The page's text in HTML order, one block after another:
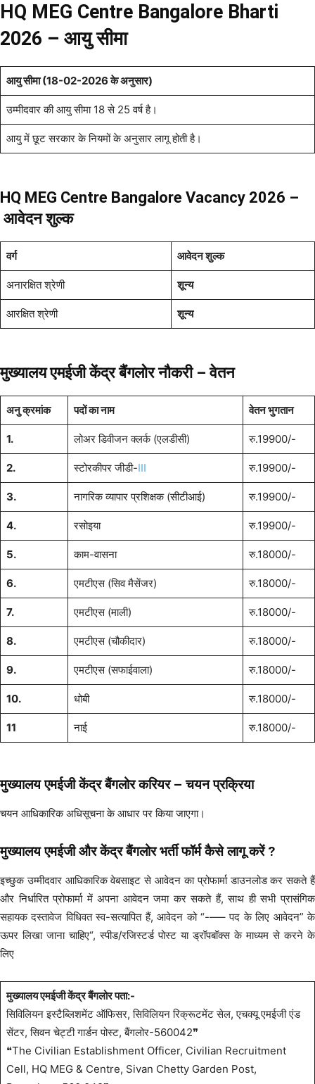
HQ MEG Centre Bangalore Bharti
2026 – आयु सीमा
आयु सीमा (18-02-2026 के अनुसार)
उम्मीदवार की आयु सीमा 18 से 25 वर्ष है।
आयु में छूट सरकार के नियमों के अनुसार लागू होती है।
HQ MEG Centre Bangalore Vacancy 2026 –
आवेदन शुल्क
वर्ग आवेदन शुल्क
अनारक्षित श्रेणी शून्य
आरक्षित श्रेणी शून्य
मुख्यालय एमईजी केंद्र बैंगलोर नौकरी – वेतन
अनु क्रमांक पदों का नाम वेतन भुगतान
1. लोअर डिवीजन क्लर्क (एलडीसी) रु.19900/-
2. स्टोरकीपर जीडी-III रु.19900/-
3. नागरिक व्यापार प्रशिक्षक (सीटीआई) रु.19900/-
4. रसोइया रु.19900/-
5. काम-वासना रु.18000/-
6. एमटीएस (सिव मैसेंजर) रु.18000/-
7. एमटीएस (माली) रु.18000/-
8. एमटीएस (चौकीदार) रु.18000/-
9. एमटीएस (सफाईवाला) रु.18000/-
10. धोबी रु.18000/-
11 नाई रु.18000/-
मुख्यालय एमईजी केंद्र बैंगलोर करियर –चयन प्रक्रिया
चयन आधिकारिक अधिसूचना के आधार पर किया जाएगा।
मुख्यालय एमईजी और केंद्र बैंगलोर भर्ती फॉर्म कैसे लागू करें ?
इच्छुक उम्मीदवार आधिकारिक वेबसाइट से आवेदन का प्रोफार्मा डाउनलोड कर सकते हैं
और निर्धारित प्रोफार्मा में अपना आवेदन जमा कर सकते हैं, साथ ही सभी प्रासंगिक
सहायक दस्तावेज विधिवत स्व-सत्यापित हैं, आवेदन को “-—– पद के लिए आवेदन” के
ऊपर लिखा जाना चाहिए“, स्पीड/रजिस्टर्ड पोस्ट या ड्रॉपबॉक्स के माध्यम से करने के
लिए
मुख्यालय एमईजी केंद्र बैंगलोर पता:-
सिविलियन इस्टैब्लिशमेंट ऑफिसर, सिविलियन रिक्रूटमेंट सेल, एचक्यू एमईजी एंड
सेंटर, सिवन चेट्टी गार्डन पोस्ट, बैंगलोर-560042❞
❝The Civilian Establishment Officer, Civilian Recruitment
Cell, HQ MEG & Centre, Sivan Chetty Garden Post,